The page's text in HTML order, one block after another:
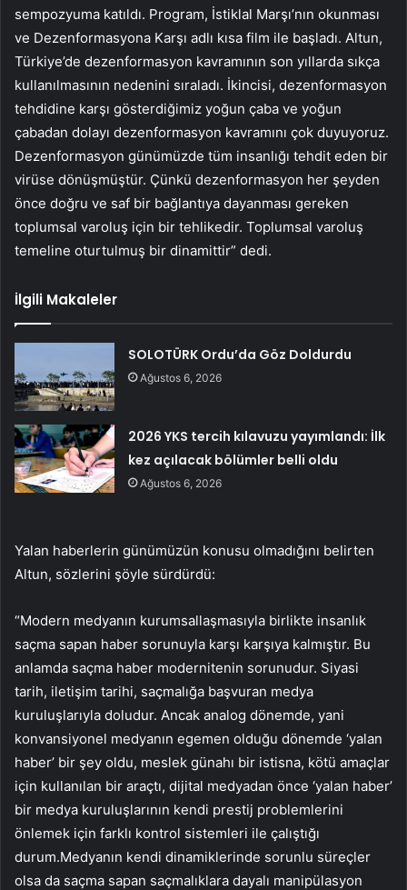
sempozyuma katıldı. Program, İstiklal Marşı’nın okunması
ve Dezenformasyona Karşı adlı kısa film ile başladı. Altun,
Türkiye’de dezenformasyon kavramının son yıllarda sıkça
kullanılmasının nedenini sıraladı. İkincisi, dezenformasyon
tehdidine karşı gösterdiğimiz yoğun çaba ve yoğun
çabadan dolayı dezenformasyon kavramını çok duyuyoruz.
Dezenformasyon günümüzde tüm insanlığı tehdit eden bir
virüse dönüşmüştür. Çünkü dezenformasyon her şeyden
önce doğru ve saf bir bağlantıya dayanması gereken
toplumsal varoluş için bir tehlikedir. Toplumsal varoluş
temeline oturtulmuş bir dinamittir” dedi.
İlgili Makaleler
SOLOTÜRK Ordu’da Göz Doldurdu
Ağustos 6, 2026
2026 YKS tercih kılavuzu yayımlandı: İlk
kez açılacak bölümler belli oldu
Ağustos 6, 2026
Yalan haberlerin günümüzün konusu olmadığını belirten
Altun, sözlerini şöyle sürdürdü:
“Modern medyanın kurumsallaşmasıyla birlikte insanlık
saçma sapan haber sorunuyla karşı karşıya kalmıştır. Bu
anlamda saçma haber modernitenin sorunudur. Siyasi
tarih, iletişim tarihi, saçmalığa başvuran medya
kuruluşlarıyla doludur. Ancak analog dönemde, yani
konvansiyonel medyanın egemen olduğu dönemde ‘yalan
haber’ bir şey oldu, meslek günahı bir istisna, kötü amaçlar
için kullanılan bir araçtı, dijital medyadan önce ‘yalan haber’
bir medya kuruluşlarının kendi prestij problemlerini
önlemek için farklı kontrol sistemleri ile çalıştığı
durum.Medyanın kendi dinamiklerinde sorunlu süreçler
olsa da saçma sapan saçmalıklara dayalı manipülasyon